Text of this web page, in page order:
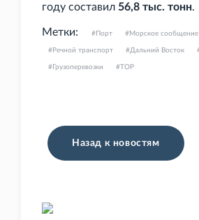
году составил 56,8 тыс. тонн.
Метки: Порт Морское сообщение
Речной транспорт Дальний Восток
Грузоперевозки ТОР
Назад к новостям